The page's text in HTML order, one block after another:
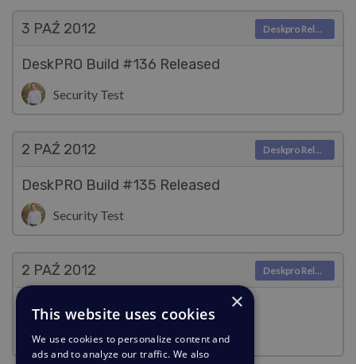
3 PAŹ 2012
DeskPRO Build #136 Released
Security Test
Deskpro Releases
2 PAŹ 2012
DeskPRO Build #135 Released
Security Test
Deskpro Releases
2 PAŹ 2012
DeskPRO Build #134 Released
Security Test
Deskpro Releases
×
This website uses cookies
We use cookies to personalize content and
ads and to analyze our traffic. We also